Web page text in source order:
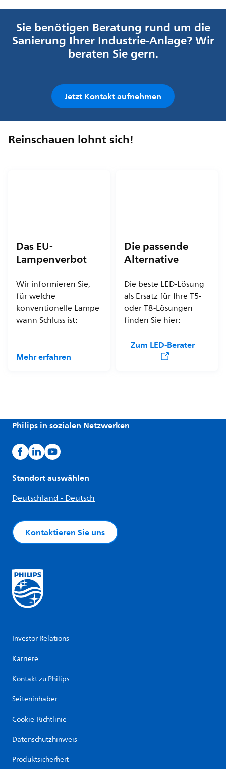
Sie benötigen Beratung rund um die
Sanierung Ihrer Industrie-Anlage? Wir
beraten Sie gern.
Jetzt Kontakt aufnehmen
Reinschauen lohnt sich!
Das EU-
Lampenverbot
Wir informieren Sie,
für welche
konventionelle Lampe
wann Schluss ist:
Mehr erfahren
Die passende
Alternative
Die beste LED-Lösung
als Ersatz für Ihre T5-
oder T8-Lösungen
finden Sie hier:
Zum LED-Berater
Philips in sozialen Netzwerken
Standort auswählen
Deutschland - Deutsch
Kontaktieren Sie uns
Investor Relations
Karriere
Kontakt zu Philips
Seiteninhaber
Cookie-Richtlinie
Datenschutzhinweis
Produktsicherheit